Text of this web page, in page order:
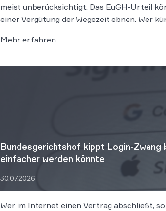
meist unberücksichtigt. Das EuGH-Urteil
einer Vergütung der Wegezeit ebnen. Wer
Mehr erfahren
Bundesgerichtshof kippt Login-Zwang
einfacher werden könnte
30.07.2026
Wer im Internet einen Vertrag abschließt,